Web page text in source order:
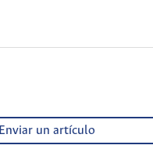
Enviar un artículo